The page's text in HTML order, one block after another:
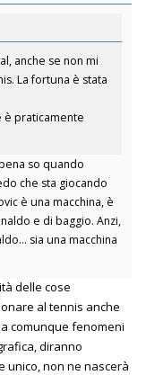
anche se non mi
La fortuna è stata
è praticamente
so quando
che sta giocando
è una macchina, è
e di baggio. Anzi,
sia una macchina
delle cose
al tennis anche
comunque fenomeni
diranno
unico, non ne nascerà